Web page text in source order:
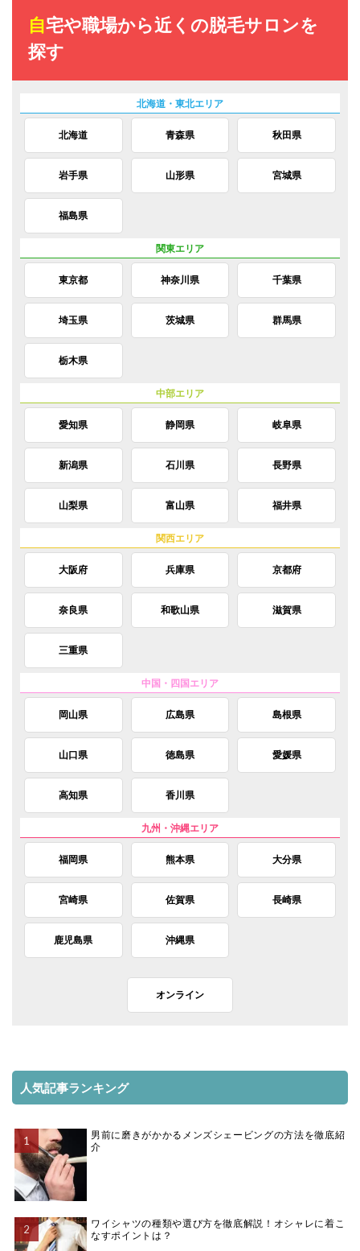
自宅や職場から近くの脱毛サロンを
探す
北海道 青森県 秋田県
岩手県 山形県 宮城県
福島県
東京都 神奈川県 千葉県
埼玉県 茨城県 群馬県
栃木県
愛知県 静岡県 岐阜県
新潟県 石川県 長野県
山梨県 富山県 福井県
大阪府 兵庫県 京都府
奈良県 和歌山県 滋賀県
三重県
岡山県 広島県 島根県
山口県 徳島県 愛媛県
高知県 香川県
福岡県 熊本県 大分県
宮崎県 佐賀県 長崎県
鹿児島県 沖縄県
オンライン
人気記事ランキング
男前に磨きがかかるメンズシェービングの方法を徹底紹
介
ワイシャツの種類や選び方を徹底解説！オシャレに着こ
なすポイントは？